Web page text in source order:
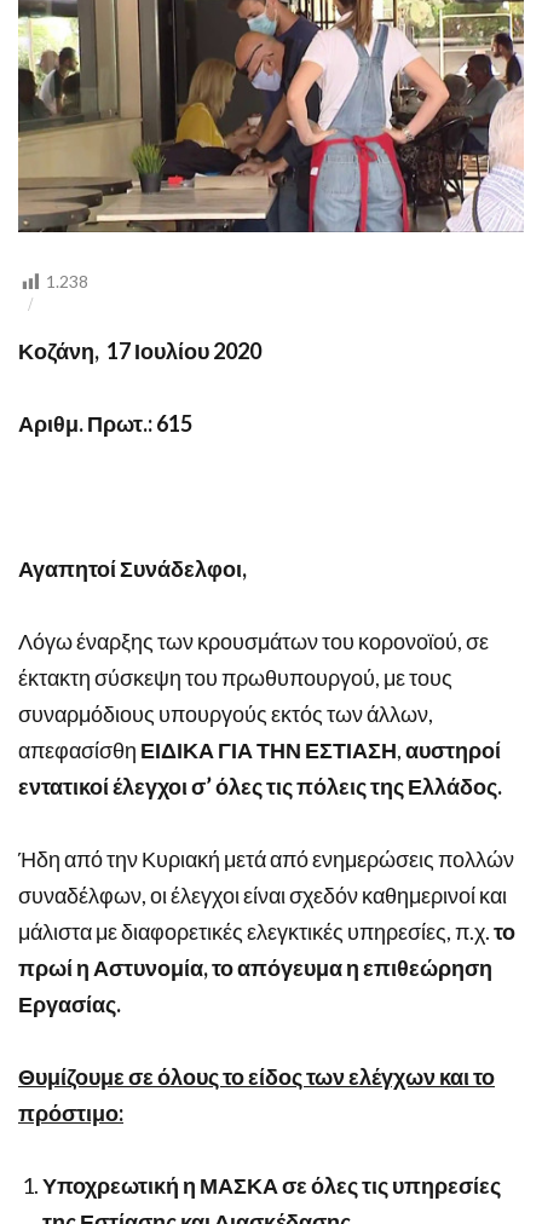
1.238
Κοζάνη, 17 Ιουλίου 2020
Αριθμ. Πρωτ.: 615
Αγαπητοί Συνάδελφοι,
Λόγω έναρξης των κρουσμάτων του κορονοϊού, σε
έκτακτη σύσκεψη του πρωθυπουργού, με τους
συναρμόδιους υπουργούς εκτός των άλλων,
απεφασίσθη ΕΙΔΙΚΑ ΓΙΑ ΤΗΝ ΕΣΤΙΑΣΗ,αυστηροί
εντατικοί έλεγχοι σ’ όλες τις πόλεις της Ελλάδος.
Ήδη από την Κυριακή μετά από ενημερώσεις πολλών
συναδέλφων, οι έλεγχοι είναι σχεδόν καθημερινοί και
μάλιστα με διαφορετικές ελεγκτικές υπηρεσίες, π.χ.το
πρωί η Αστυνομία, το απόγευμα η επιθεώρηση
Εργασίας.
Θυμίζουμε σε όλους το είδος των ελέγχων και το
πρόστιμο:
Υποχρεωτική η ΜΑΣΚΑ σε όλες τις υπηρεσίες